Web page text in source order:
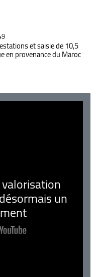
et saisie de 10,5
en provenance du Maroc
un